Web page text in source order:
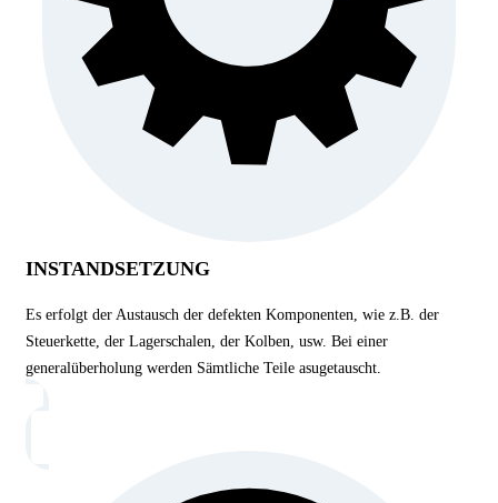
INSTANDSETZUNG
Es erfolgt der Austausch der defekten Komponenten, wie z.B. der
Steuerkette, der Lagerschalen, der Kolben, usw. Bei einer
generalüberholung werden Sämtliche Teile asugetauscht.